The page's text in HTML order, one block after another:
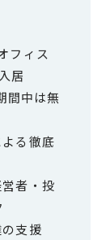
フィス
居
間中は無
る徹底
者・投
支援